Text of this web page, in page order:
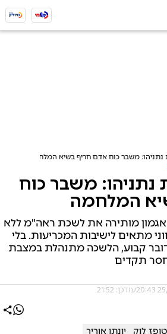
נתניהו: משבר כוח אדם חריף בשיא המלחמה
נתניהו: משבר כוח
המלחמה
מותירה את לשכת ראה"מ ללא
מתאים לישיבות המכריעות. בלי
קבוע, הלשכה מתנהלת במצבת
תקדים
עודכן: 21:52
טופז לוק
יונתן אוריך